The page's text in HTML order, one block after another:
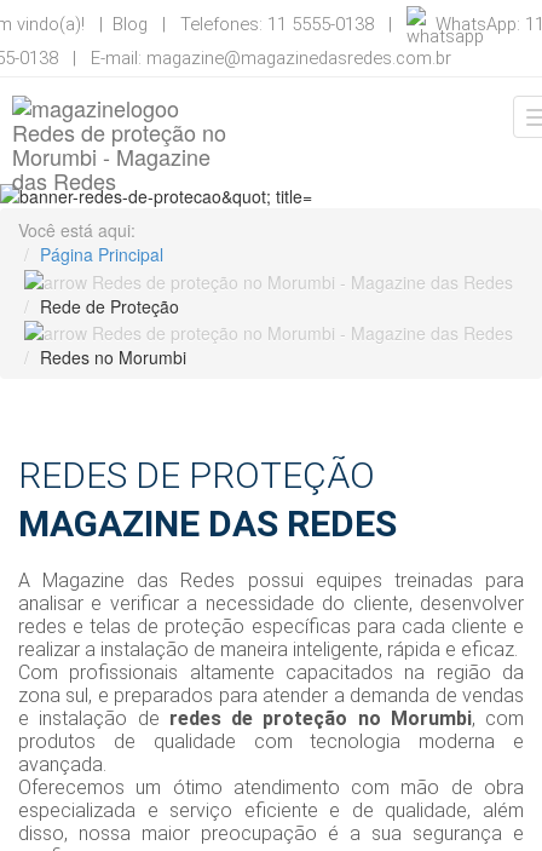
vindo(a)! | Blog | Telefones: 11 5555-0138 |
WhatsApp:
0138 | E-mail: magazine@magazinedasredes.com.br
Você está aqui:
Página Principal
Rede de Proteção
Redes no Morumbi
REDES DE PROTEÇÃO
MAGAZINE DAS REDES
A Magazine das Redes possui equipes treinadas para
analisar e verificar a necessidade do cliente, desenvolver
redes e telas de proteção específicas para cada cliente e
realizar a instalação de maneira inteligente, rápida e eficaz.
Com profissionais altamente capacitados na região da
zona sul, e preparados para atender a demanda de vendas
e instalação de redes de proteção no Morumbi, com
produtos de qualidade com tecnologia moderna e
avançada.
Oferecemos um ótimo atendimento com mão de obra
especializada e serviço eficiente e de qualidade, além
disso, nossa maior preocupação é a sua segurança e